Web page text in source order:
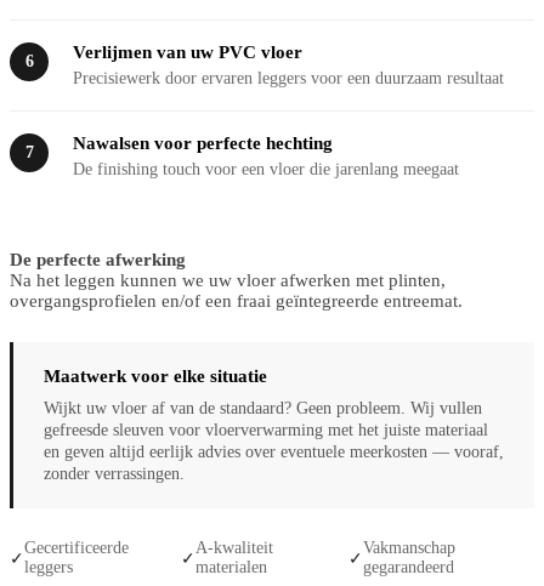
6 Verlijmen van uw PVC vloer
Precisiewerk door ervaren leggers voor een duurzaam resultaat
7 Nawalsen voor perfecte hechting
De finishing touch voor een vloer die jarenlang meegaat
De perfecte afwerking
Na het leggen kunnen we uw vloer afwerken met plinten,
overgangsprofielen en/of een fraai geïntegreerde entreemat.
Maatwerk voor elke situatie
Wijkt uw vloer af van de standaard? Geen probleem. Wij vullen
gefreesde sleuven voor vloerverwarming met het juiste materiaal
en geven altijd eerlijk advies over eventuele meerkosten — vooraf,
zonder verrassingen.
✓
Gecertificeerde
leggers
✓
A-kwaliteit
materialen
✓
Vakmanschap
gegarandeerd